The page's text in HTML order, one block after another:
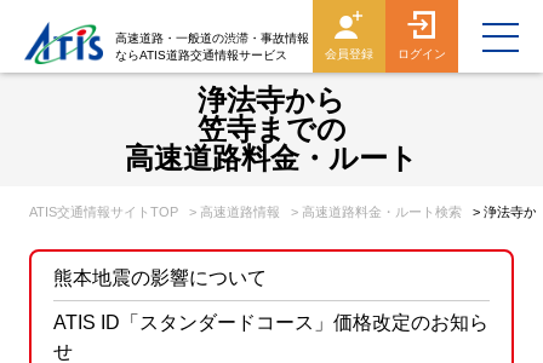
高速道路・一般道の渋滞・事故情報
ならATIS道路交通情報サービス
会員登録 ログイン
浄法寺から
笠寺までの
高速道路料金・ルート
ATIS交通情報サイトTOP > 高速道路情報 > 高速道路料金・ルート検索 > 浄法寺か
熊本地震の影響について
ATIS ID「スタンダードコース」価格改定のお知ら
せ